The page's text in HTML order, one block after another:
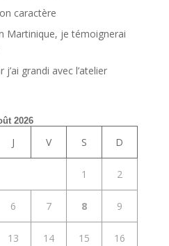
caractère
Martinique, je témoignerai
grandi avec l’atelier
2026
J V S D
1 2
6 7 8 9
13 14 15 16